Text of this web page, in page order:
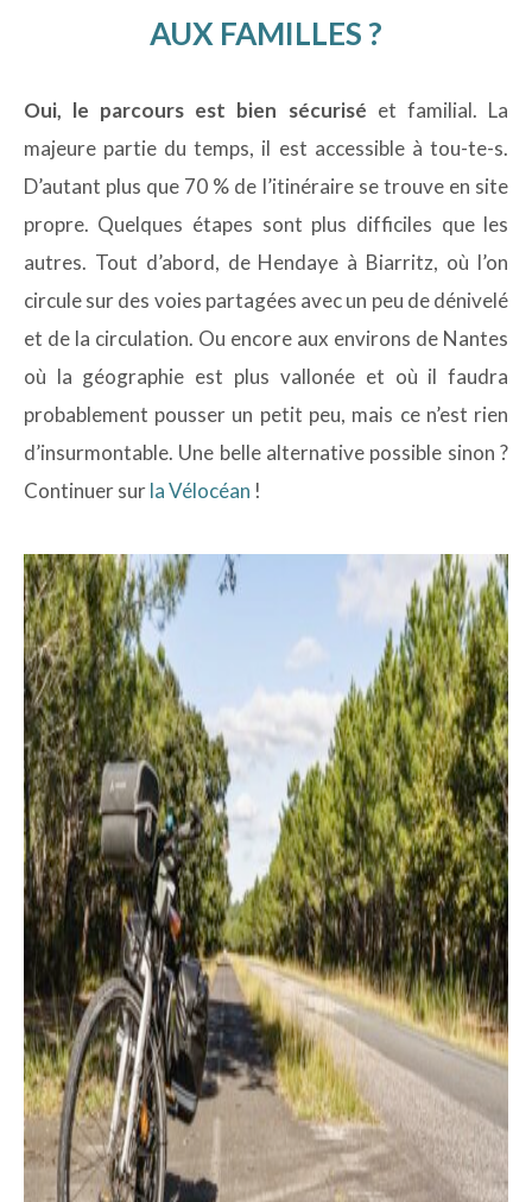
AUX FAMILLES ?
Oui, le parcours est bien sécurisé et familial. La
majeure partie du temps, il est accessible à tou-te-s.
D’autant plus que 70 % de l’itinéraire se trouve en site
propre. Quelques étapes sont plus difficiles que les
autres. Tout d’abord, de Hendaye à Biarritz, où l’on
circule sur des voies partagées avec un peu de dénivelé
et de la circulation. Ou encore aux environs de Nantes
où la géographie est plus vallonée et où il faudra
probablement pousser un petit peu, mais ce n’est rien
d’insurmontable. Une belle alternative possible sinon ?
Continuer surla Vélocéan !